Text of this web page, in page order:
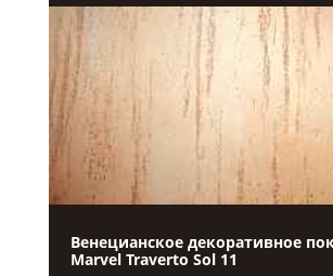
Венецианское декоративное
Marvel Traverto Sol 11